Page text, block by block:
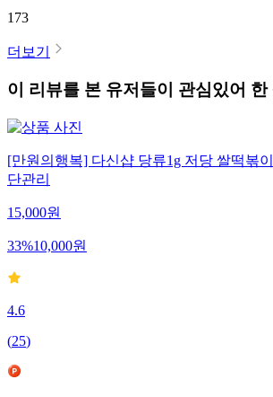
173
더보기
이 리뷰를 본 유저들이 관심있어 한
[만원의행복] 다신샵 당류1g 저당 쌀떡볶
단관리
15,000원
33%10,000원
4.6
(25)